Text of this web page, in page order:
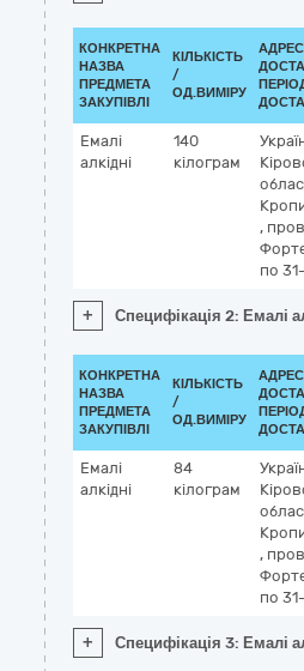
КОНКРЕТНА
НАЗВА
ПРЕДМЕТА
ЗАКУПІВЛІ
КІЛЬКІСТЬ
/
ОД.ВИМІРУ
Емалі
алкідні
140
кілограм
,
по
+ Специфікація 2: Емалі
КОНКРЕТНА
НАЗВА
ПРЕДМЕТА
ЗАКУПІВЛІ
КІЛЬКІСТЬ
/
ОД.ВИМІРУ
Емалі
алкідні
84
кілограм
,
по
+ Специфікація 3: Емалі